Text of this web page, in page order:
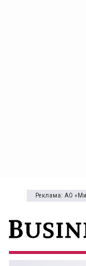
Реклама: АО